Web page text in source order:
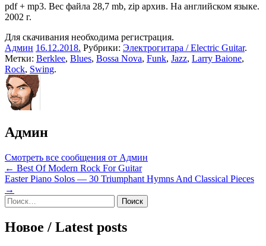
pdf + mp3. Вес файла 28,7 mb, zip архив. На английском языке.
2002 г.
Для скачивания необходима регистрация.
Админ 16.12.2018. Рубрики: Электрогитара / Electric Guitar.
Метки: Berklee, Blues, Bossa Nova, Funk, Jazz, Larry Baione,
Rock, Swing.
Админ
Смотреть все сообщения от Админ
Навигация
по
записям
← Best Of Modern Rock For Guitar
Easter Piano Solos — 30 Triumphant Hymns And Classical Pieces
→
Sidebar
Найти:
Новое / Latest posts